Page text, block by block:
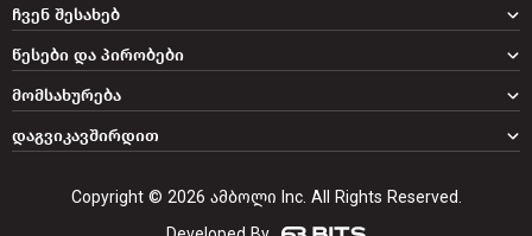
დაგვიკავშირდით
ჩვენ შესახებ
წესები და პირობები
მომსახურება
Copyright © 2026 ამბოლი Inc. All Rights Reserved.